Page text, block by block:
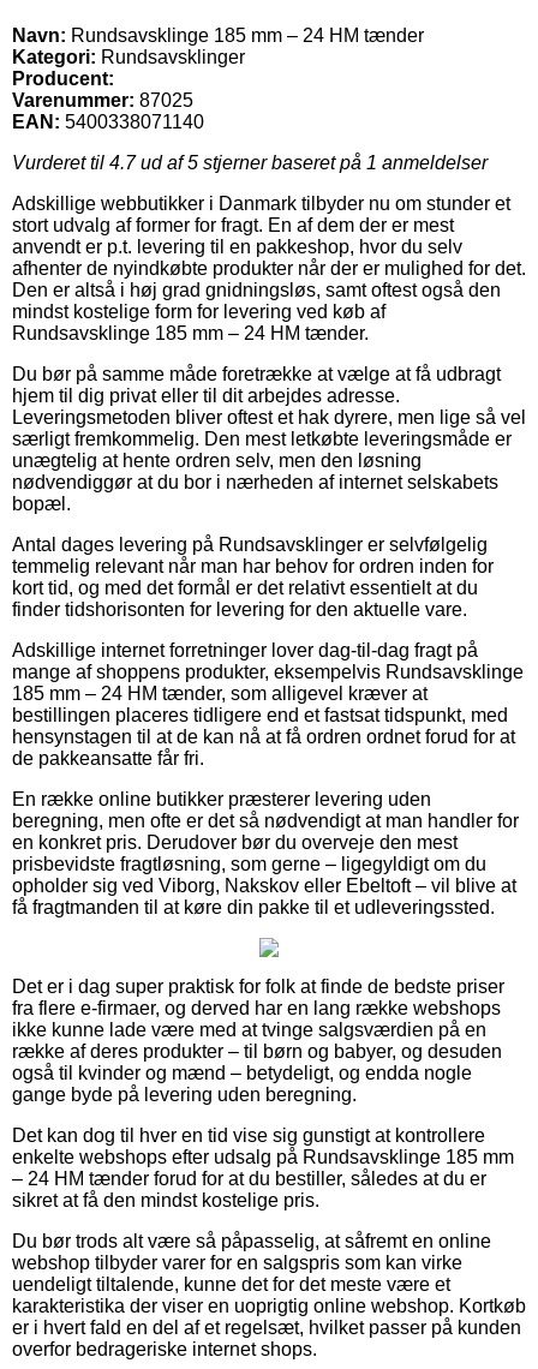
Navn: Rundsavsklinge 185 mm – 24 HM tænder
Kategori: Rundsavsklinger
Producent:
Varenummer: 87025
EAN: 5400338071140
Vurderet til 4.7ud af 5 stjerner baseret på 1 anmeldelser
Adskillige webbutikker i Danmark tilbyder nu om stunder et
stort udvalg af former for fragt. En af dem der er mest
anvendt er p.t. levering til en pakkeshop, hvor du selv
afhenter de nyindkøbte produkter når der er mulighed for det.
Den er altså i høj grad gnidningsløs, samt oftest også den
mindst kostelige form for levering ved køb af
Rundsavsklinge 185 mm – 24 HM tænder.
Du bør på samme måde foretrække at vælge at få udbragt
hjem til dig privat eller til dit arbejdes adresse.
Leveringsmetoden bliver oftest et hak dyrere, men lige så vel
særligt fremkommelig. Den mest letkøbte leveringsmåde er
unægtelig at hente ordren selv, men den løsning
nødvendiggør at du bor i nærheden af internet selskabets
bopæl.
Antal dages levering på Rundsavsklinger er selvfølgelig
temmelig relevant når man har behov for ordren inden for
kort tid, og med det formål er det relativt essentielt at du
finder tidshorisonten for levering for den aktuelle vare.
Adskillige internet forretninger lover dag-til-dag fragt på
mange af shoppens produkter, eksempelvis Rundsavsklinge
185 mm – 24 HM tænder, som alligevel kræver at
bestillingen placeres tidligere end et fastsat tidspunkt, med
hensynstagen til at de kan nå at få ordren ordnet forud for at
de pakkeansatte får fri.
En række online butikker præsterer levering uden
beregning, men ofte er det så nødvendigt at man handler for
en konkret pris. Derudover bør du overveje den mest
prisbevidste fragtløsning, som gerne – ligegyldigt om du
opholder sig ved Viborg, Nakskov eller Ebeltoft – vil blive at
få fragtmanden til at køre din pakke til et udleveringssted.
Det er i dag super praktisk for folk at finde de bedste priser
fra flere e-firmaer, og derved har en lang række webshops
ikke kunne lade være med at tvinge salgsværdien på en
række af deres produkter – til børn og babyer, og desuden
også til kvinder og mænd – betydeligt, og endda nogle
gange byde på levering uden beregning.
Det kan dog til hver en tid vise sig gunstigt at kontrollere
enkelte webshops efter udsalg på Rundsavsklinge 185 mm
– 24 HM tænder forud for at du bestiller, således at du er
sikret at få den mindst kostelige pris.
Du bør trods alt være så påpasselig, at såfremt en online
webshop tilbyder varer for en salgspris som kan virke
uendeligt tiltalende, kunne det for det meste være et
karakteristika der viser en uoprigtig online webshop. Kortkøb
er i hvert fald en del af et regelsæt, hvilket passer på kunden
overfor bedrageriske internet shops.